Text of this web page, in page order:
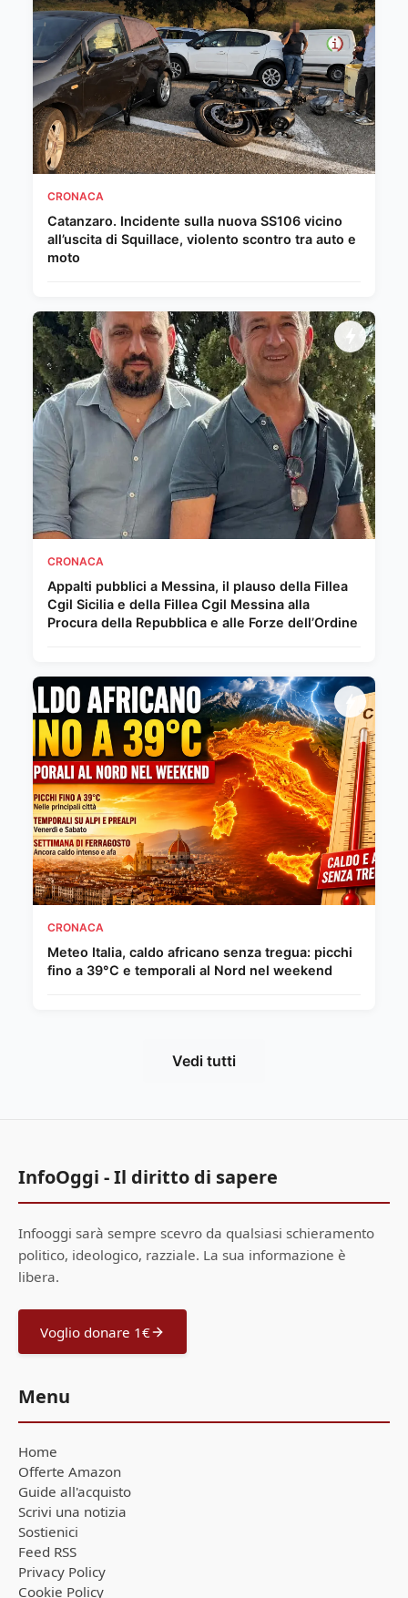
CRONACA
Catanzaro. Incidente sulla nuova SS106 vicino
all’uscita di Squillace, violento scontro tra auto e
moto
CRONACA
Appalti pubblici a Messina, il plauso della Fillea
Cgil Sicilia e della Fillea Cgil Messina alla
Procura della Repubblica e alle Forze dell’Ordine
CRONACA
Meteo Italia, caldo africano senza tregua: picchi
fino a 39°C e temporali al Nord nel weekend
Vedi tutti
InfoOggi - Il diritto di sapere
Infooggi sarà sempre scevro da qualsiasi schieramento
politico, ideologico, razziale. La sua informazione è
libera.
Voglio donare 1€
Menu
Home
Offerte Amazon
Guide all'acquisto
Scrivi una notizia
Sostienici
Feed RSS
Privacy Policy
Cookie Policy